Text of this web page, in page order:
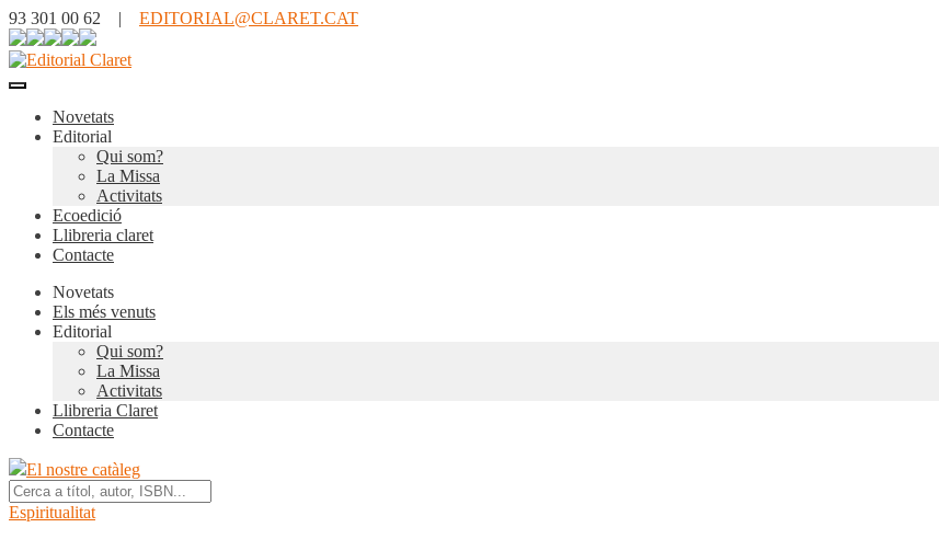
93 301 00 62 | EDITORIAL@CLARET.CAT
Novetats
Editorial
Qui som?
La Missa
Activitats
Ecoedició
Llibreria claret
Contacte
Novetats
Els més venuts
Editorial
Qui som?
La Missa
Activitats
Llibreria Claret
Contacte
El nostre catàleg
Espiritualitat